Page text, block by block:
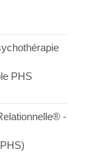
PHS
-